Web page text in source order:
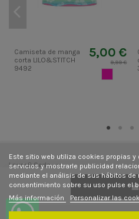
Camiseta de manga
corta LILO&STITCH
9492
5,00 €
9,99 €
Laura&Carla
Contacto
Este sitio web utiliza cookies propias
servicios y mostrarle publicidad
mediante el análisis de sus hábitos de
consentimiento sobre su uso pulse el
Más información
Personalizar las